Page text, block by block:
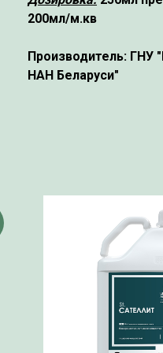
200мл/м.кв
Производитель: ГНУ
НАН Беларуси"